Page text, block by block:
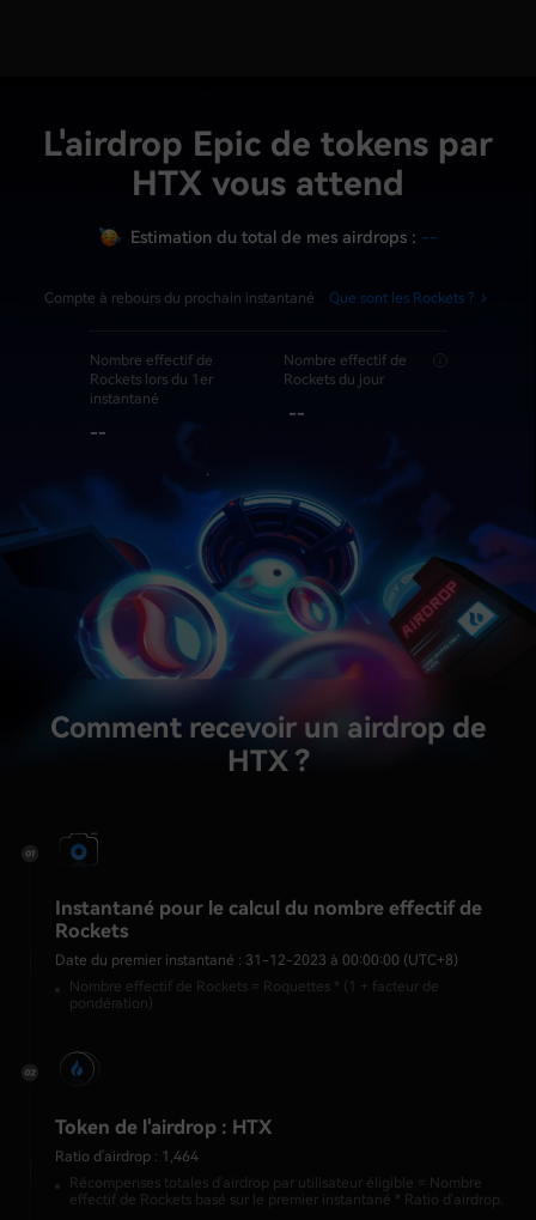
L'airdrop Epic de tokens par
HTX vous attend
Estimation du total de mes airdrops : --
Compte à rebours du prochain instantané Que sont les Rockets ?
Nombre effectif de
Rockets lors du 1er
instantané
--
Nombre effectif de
Rockets du jour
--
Comment recevoir un airdrop de
HTX ?
Instantané pour le calcul du nombre effectif de
Rockets
Date du premier instantané : 31-12-2023 à 00:00:00 (UTC+8)
Nombre effectif de Rockets = Roquettes * (1 + facteur de
pondération)
Token de l'airdrop : HTX
Ratio d'airdrop : 1,464
Récompenses totales d'airdrop par utilisateur éligible = Nombre
effectif de Rockets basé sur le premier instantané * Ratio d'airdrop.